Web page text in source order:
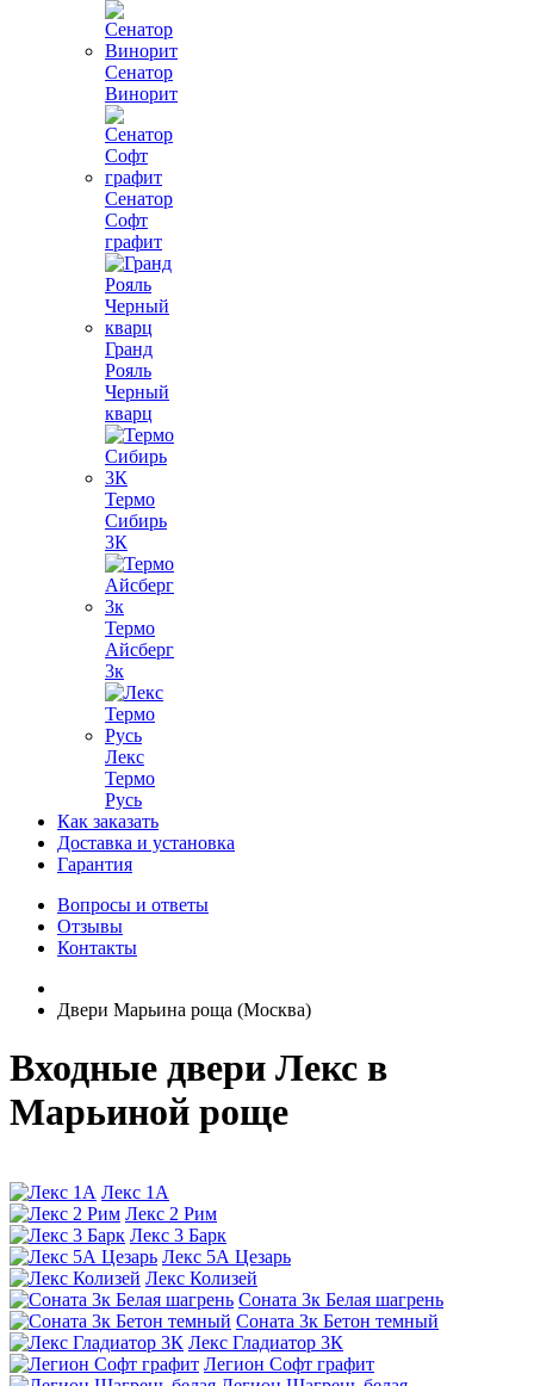
Сенатор
Винорит
Сенатор
Софт
графит
Гранд
Рояль
Черный
кварц
Термо
Сибирь
3К
Термо
Айсберг
3к
Лекс
Термо
Русь
Как заказать
Доставка и установка
Гарантия
Вопросы и ответы
Отзывы
Контакты
Двери Марьина роща (Москва)
Входные двери Лекс в
Марьиной роще
Лекс 1А
Лекс 2 Рим
Лекс 3 Барк
Лекс 5А Цезарь
Лекс Колизей
Соната 3к Белая шагрень
Соната 3к Бетон темный
Лекс Гладиатор 3К
Легион Софт графит